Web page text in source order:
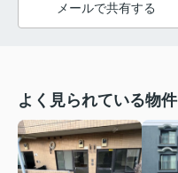
メールで共有する
よく見られている物件